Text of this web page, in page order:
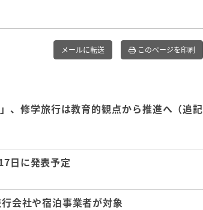
メールに転送 このページを印刷
、修学旅行は教育的観点から推進へ（追記
日に発表予定
会社や宿泊事業者が対象